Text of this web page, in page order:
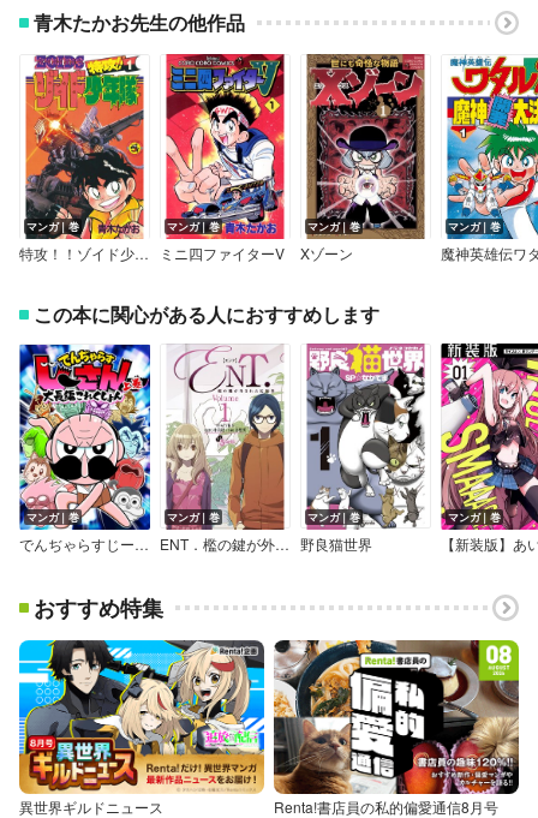
青木たかお先生の他作品
マンガ｜巻
特攻！！ゾイド少年隊
マンガ｜巻
ミニ四ファイターV
マンガ｜巻
Xゾーン
マンガ｜巻
この本に関心がある人におすすめします
マンガ｜巻
でんぢゃらすじーさん大長編これくしょん
マンガ｜巻
ENT．檻の鍵が外されたK能界
マンガ｜巻
野良猫世界
マンガ｜巻
おすすめ特集
異世界ギルドニュース Renta!書店員の私的偏愛通信8月号